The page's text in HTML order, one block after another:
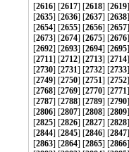
[2616] [2617] [2618] [2619
[2635] [2636] [2637] [2638
[2654] [2655] [2656] [2657
[2673] [2674] [2675] [2676
[2692] [2693] [2694] [2695
[2711] [2712] [2713] [2714
[2730] [2731] [2732] [2733
[2749] [2750] [2751] [2752
[2768] [2769] [2770] [2771
[2787] [2788] [2789] [2790
[2806] [2807] [2808] [2809
[2825] [2826] [2827] [2828
[2844] [2845] [2846] [2847
[2863] [2864] [2865] [2866